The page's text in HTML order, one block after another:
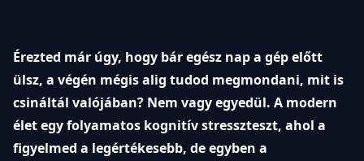
Érezted már úgy, hogy bár egész nap a gép előtt
ülsz, a végén mégis alig tudod megmondani, mit is
csináltál valójában? Nem vagy egyedül. A modern
élet egy folyamatos kognitív stresszteszt, ahol a
figyelmed a legértékesebb, de egyben a